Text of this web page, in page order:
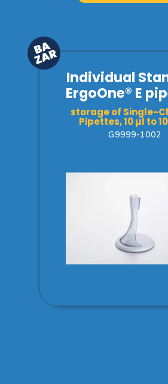
Individual
ErgoOne® E
storage of Single-
Pipettes, 10 µl to
G9999-1002